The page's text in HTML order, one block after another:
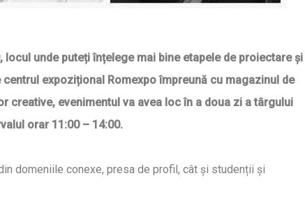
unde puteți înțelege mai bine etapele de proiectare și
expozițional Romexpo împreună cu magazinul de
creative, evenimentul va avea loc în a doua zi a târgului
orar 11:00 – 14:00.
domeniile conexe, presa de profil, cât și studenții și